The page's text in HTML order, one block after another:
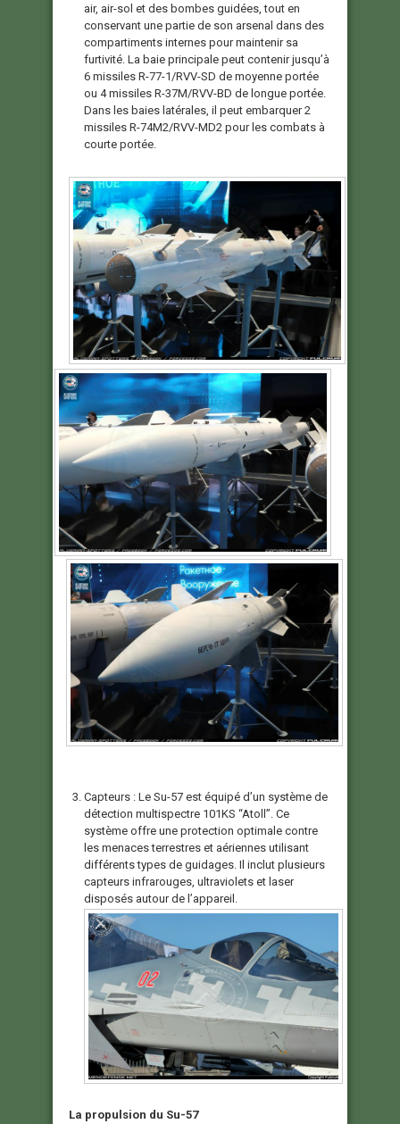
air, air-sol et des bombes guidées, tout en
conservant une partie de son arsenal dans des
compartiments internes pour maintenir sa
furtivité. La baie principale peut contenir jusqu’à
6 missiles R-77-1/RVV-SD de moyenne portée
ou 4 missiles R-37M/RVV-BD de longue portée.
Dans les baies latérales, il peut embarquer 2
missiles R-74M2/RVV-MD2 pour les combats à
courte portée.
Capteurs : Le Su-57 est équipé d’un système de
détection multispectre 101KS “Atoll”. Ce
système offre une protection optimale contre
les menaces terrestres et aériennes utilisant
différents types de guidages. Il inclut plusieurs
capteurs infrarouges, ultraviolets et laser
disposés autour de l’appareil.
La propulsion du Su-57